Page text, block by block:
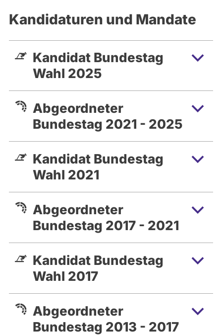
Kandidaturen und Mandate
Kandidat Bundestag
Wahl 2025
Abgeordneter
Bundestag 2021 - 2025
Kandidat Bundestag
Wahl 2021
Abgeordneter
Bundestag 2017 - 2021
Kandidat Bundestag
Wahl 2017
Abgeordneter
Bundestag 2013 - 2017